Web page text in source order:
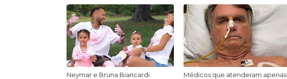
Neymar e Bruna Biancardi
Médicos que atenderam apenas